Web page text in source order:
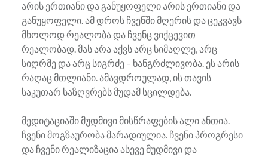
არის ერთიანი და განუყოფელი არის ერთიანი და
განუყოფელი. ამ დროს ჩვენში მღერის და ცეკვავს
მხოლოდ რეალობა და ჩვენც ვიქცევით
რეალობად. მას არა აქვს არც სიმაღლე, არც
სიღრმე და არც სიგრძე – ხანგრძლივობა. ეს არის
რაღაც მთლიანი. ამავდროულად, ის თავის
საკუთარ საზღვრებს მუდამ სცილდება.
მედიტაციაში მუდმივი მისწრაფების ალი ანთია.
ჩვენი მოგზაურობა მარადიულია. ჩვენი პროგრესი
და ჩვენი რეალიზაცია ასევე მუდმივი და